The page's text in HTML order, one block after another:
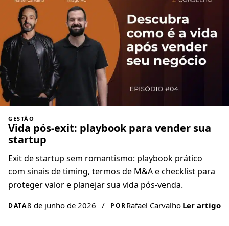
GESTÃO
Vida pós-exit: playbook para vender sua
startup
Exit de startup sem romantismo: playbook prático
com sinais de timing, termos de M&A e checklist para
proteger valor e planejar sua vida pós-venda.
DATA8 de junho de 2026 / PORRafael Carvalho Ler artigo